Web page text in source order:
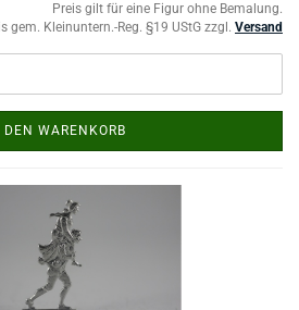
Preis gilt für eine Figur ohne Bemalung.
gem. Kleinuntern.-Reg. §19 UStG zzgl. Versand
DEN WARENKORB